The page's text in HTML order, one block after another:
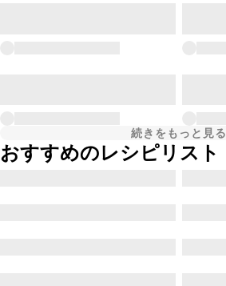
続きをもっと見る
おすすめのレシピリスト